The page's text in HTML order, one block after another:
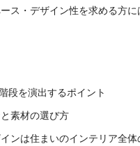
ス・デザイン性を求める方に
段を演出するポイント
素材の選び方
ンは住まいのインテリア全体